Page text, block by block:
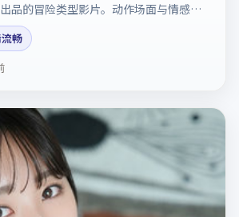
品的冒险类型影片。动作场面与情感戏
简介与主创信息可供检索参考，上映日
畅